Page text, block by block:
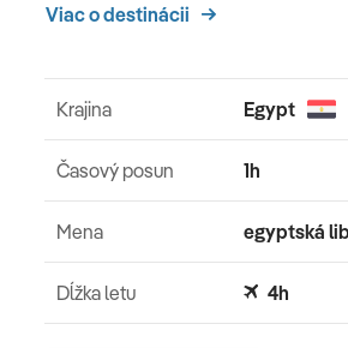
Viac o destinácii
Krajina Egypt
Časový posun 1h
Mena egyptská
Dĺžka letu 4h